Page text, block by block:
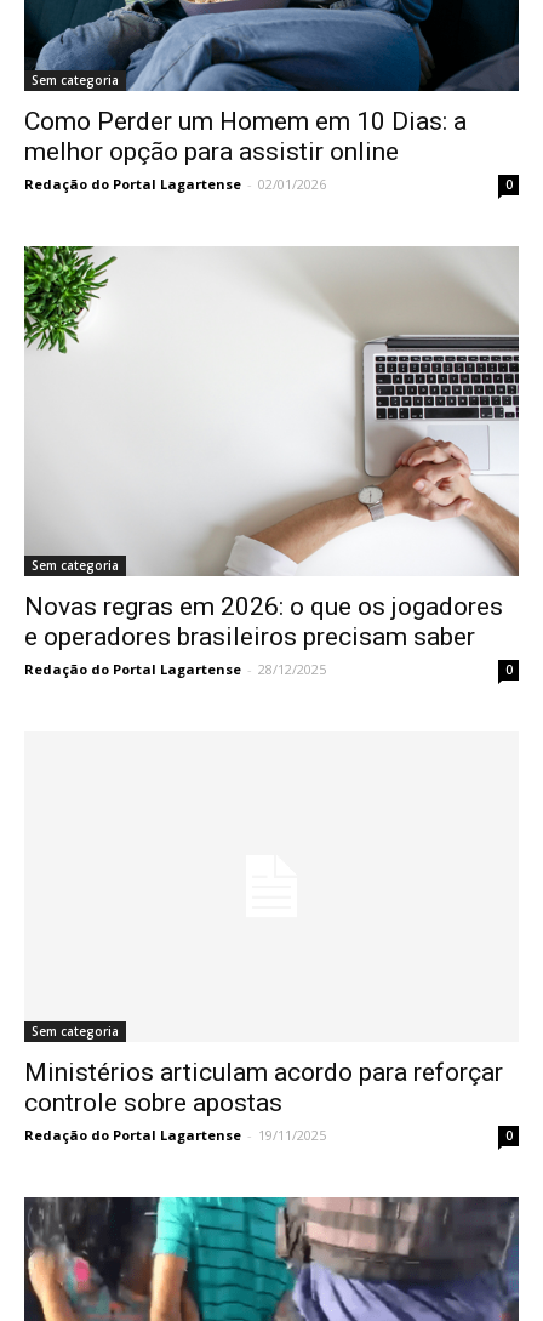
Sem categoria
Como Perder um Homem em 10 Dias: a
melhor opção para assistir online
Redação do Portal Lagartense - 02/01/2026 0
Sem categoria
Novas regras em 2026: o que os jogadores
e operadores brasileiros precisam saber
Redação do Portal Lagartense - 28/12/2025 0
Sem categoria
Ministérios articulam acordo para reforçar
controle sobre apostas
Redação do Portal Lagartense - 19/11/2025 0